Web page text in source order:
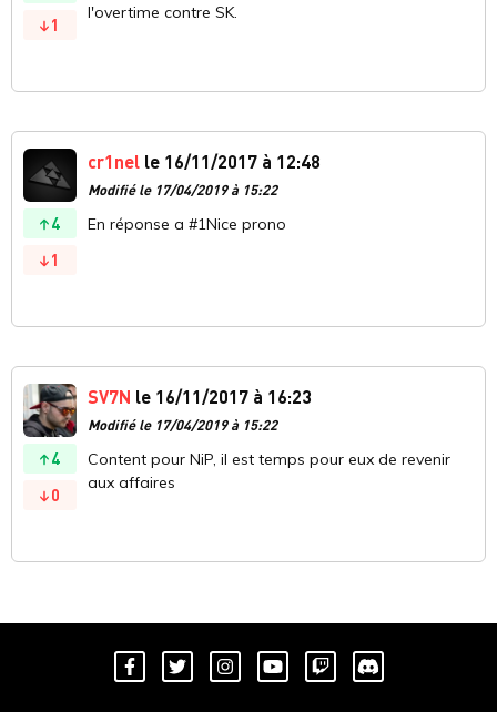
1
l'overtime contre SK.
4
1
cr1nel le 16/11/2017 à 12:48
Modifié le 17/04/2019 à 15:22
En réponse a #1Nice prono
4
0
SV7N le 16/11/2017 à 16:23
Modifié le 17/04/2019 à 15:22
Content pour NiP, il est temps pour eux de revenir
aux affaires